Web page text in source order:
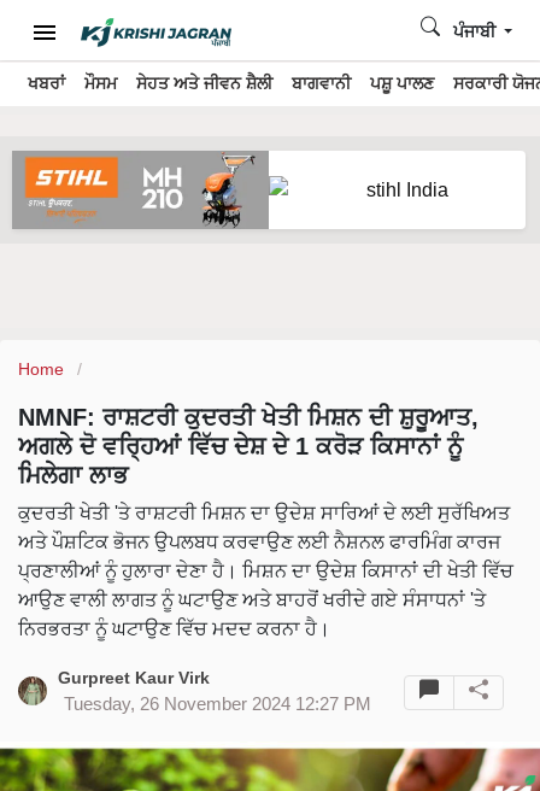
ਖਬਰਾਂ ਮੌਸਮ ਸੇਹਤ ਅਤੇ ਜੀਵਨ ਸ਼ੈਲੀ ਬਾਗਵਾਨੀ ਪਸ਼ੂ ਪਾਲਣ ਸਰਕਾਰੀ
ਪੰਜਾਬੀ
Home
NMNF: ਰਾਸ਼ਟਰੀ ਕੁਦਰਤੀ ਖੇਤੀ ਮਿਸ਼ਨ ਦੀ ਸ਼ੁਰੂਆਤ,
ਅਗਲੇ ਦੋ ਵਰ੍ਹਿਆਂ ਵਿੱਚ ਦੇਸ਼ ਦੇ 1 ਕਰੋੜ ਕਿਸਾਨਾਂ ਨੂੰ
ਮਿਲੇਗਾ ਲਾਭ
ਕੁਦਰਤੀ ਖੇਤੀ 'ਤੇ ਰਾਸ਼ਟਰੀ ਮਿਸ਼ਨ ਦਾ ਉਦੇਸ਼ ਸਾਰਿਆਂ ਦੇ ਲਈ ਸੁਰੱਖਿਅਤ
ਅਤੇ ਪੌਸ਼ਟਿਕ ਭੋਜਨ ਉਪਲਬਧ ਕਰਵਾਉਣ ਲਈ ਨੈਸ਼ਨਲ ਫਾਰਮਿੰਗ ਕਾਰਜ
ਪ੍ਰਣਾਲੀਆਂ ਨੂੰ ਹੁਲਾਰਾ ਦੇਣਾ ਹੈ। ਮਿਸ਼ਨ ਦਾ ਉਦੇਸ਼ ਕਿਸਾਨਾਂ ਦੀ ਖੇਤੀ ਵਿੱਚ
ਆਉਣ ਵਾਲੀ ਲਾਗਤ ਨੂੰ ਘਟਾਉਣ ਅਤੇ ਬਾਹਰੋਂ ਖਰੀਦੇ ਗਏ ਸੰਸਾਧਨਾਂ 'ਤੇ
ਨਿਰਭਰਤਾ ਨੂੰ ਘਟਾਉਣ ਵਿੱਚ ਮਦਦ ਕਰਨਾ ਹੈ।
Gurpreet Kaur Virk
Tuesday, 26 November 2024 12:27 PM